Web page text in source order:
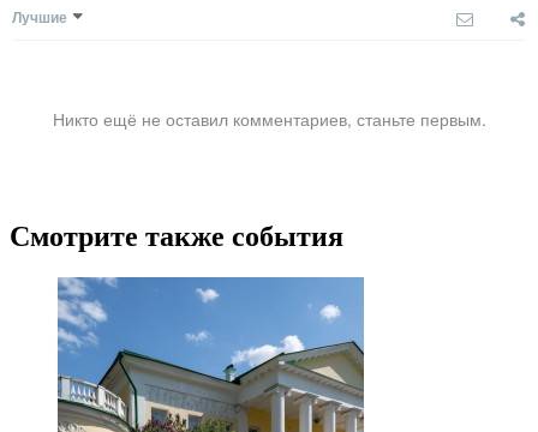
Лучшие
Никто ещё не оставил комментариев, станьте первым.
Смотрите также события